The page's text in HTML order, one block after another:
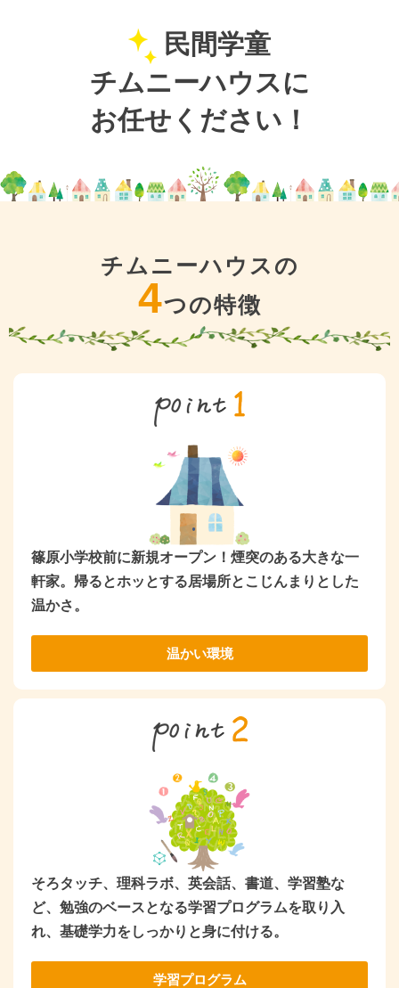
民間学童
チムニーハウスに
お任せください！
チムニーハウスの
4つの特徴
篠原小学校前に新規オープン！煙突のある大きな一
軒家。帰るとホッとする居場所とこじんまりとした
温かさ。
温かい環境
そろタッチ、理科ラボ、英会話、書道、学習塾な
ど、勉強のベースとなる学習プログラムを取り入
れ、基礎学力をしっかりと身に付ける。
学習プログラム